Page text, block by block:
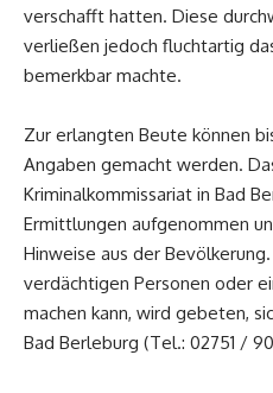
verschafft hatten. Diese
verließen jedoch fluchtartig
bemerkbar machte.
Zur erlangten Beute können
Angaben gemacht werden.
Kriminalkommissariat in Bad
Ermittlungen aufgenommen
Hinweise aus der
verdächtigen Personen oder
machen kann, wird gebeten,
Bad Berleburg (Tel.: 02751 /